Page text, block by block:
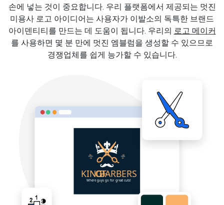
손에 넣는 것이 중요합니다. 우리 플랫폼에서 제공되는 멋진
미용사 로고 아이디어는 사용자가 이발소의 독특한 브랜드
아이덴티티를 만드는 데 도움이 됩니다. 우리의 로고 메이커
를 사용하면 몇 분 만에 멋진 엠블럼을 생성할 수 있으므로
경쟁업체를 쉽게 능가할 수 있습니다.